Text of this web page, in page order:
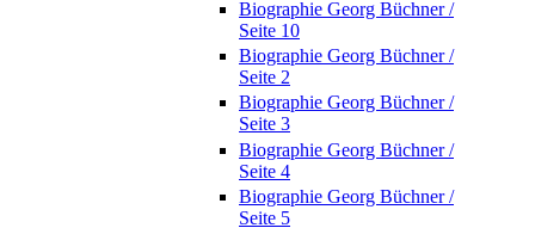
Biographie Georg Büchner /
Seite 10
Biographie Georg Büchner /
Seite 2
Biographie Georg Büchner /
Seite 3
Biographie Georg Büchner /
Seite 4
Biographie Georg Büchner /
Seite 5